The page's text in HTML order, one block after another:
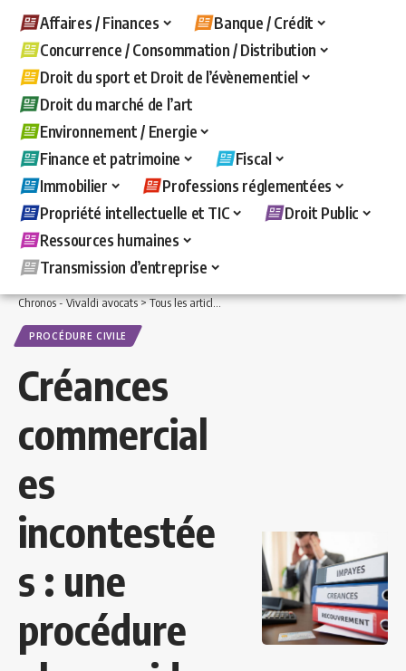
Affaires / Finances
Banque / Crédit
Concurrence / Consommation / Distribution
Droit du sport et Droit de l’évènementiel
Droit du marché de l’art
Environnement / Energie
Finance et patrimoine
Fiscal
Immobilier
Professions réglementées
Propriété intellectuelle et TIC
Droit Public
Ressources humaines
Transmission d’entreprise
Chronos - Vivaldi avocats>Tous les articles >Droit Public>Procédure civile>
PROCÉDURE CIVILE
Créances
commercial
es
incontestée
s : une
procédure